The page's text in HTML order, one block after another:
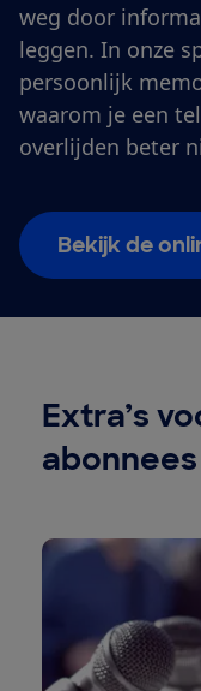
weg door
leggen. In onze
persoonlijk
waarom je een
overlijden beter
Bekijk de
Extra’s
abonnees